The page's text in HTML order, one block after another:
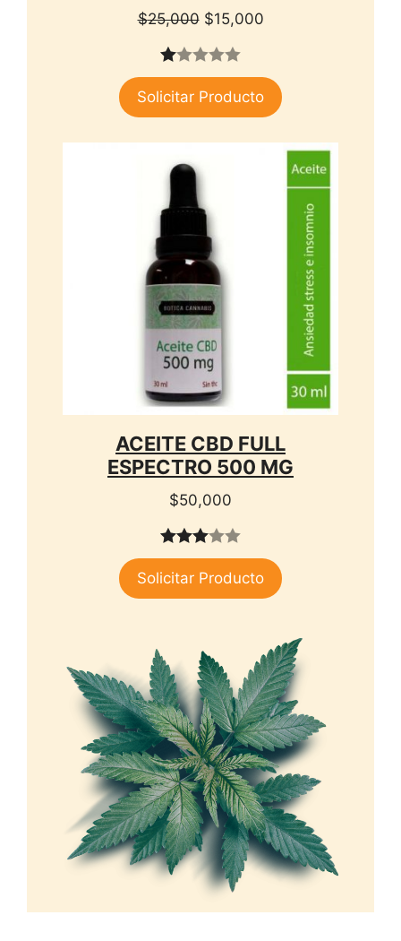
$25,000 El
original
$25,000.
$15,000El
es:
$15,000.
1.
00
Solicitar Producto
ACEITE CBD FULL
ESPECTRO 500 MG
$50,000
3.00
de 5
Solicitar Producto